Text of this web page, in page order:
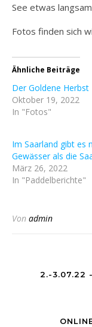
See etwas
Fotos finden sich
Ähnliche Beiträge
Der Goldene Herbst
Oktober 19, 2022
In "Fotos"
Im Saarland gibt es
Gewässer als die
März 26, 2022
In "Paddelberichte"
Von admin
2.-3.07.22 -